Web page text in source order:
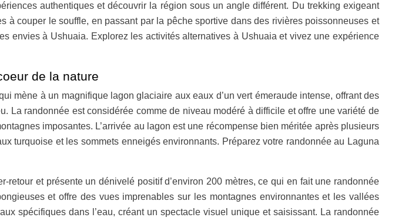
authentiques et découvrir la région sous un angle différent. Du trekking exigeant
couper le souffle, en passant par la pêche sportive dans des rivières poissonneuses et
envies à Ushuaia. Explorez les activités alternatives à Ushuaia et vivez une expérience
de la nature
mène à un magnifique lagon glaciaire aux eaux d’un vert émeraude intense, offrant des
La randonnée est considérée comme de niveau modéré à difficile et offre une variété de
imposantes. L’arrivée au lagon est une récompense bien méritée après plusieurs
turquoise et les sommets enneigés environnants. Préparez votre randonnée au Laguna
retour et présente un dénivelé positif d’environ 200 mètres, ce qui en fait une randonnée
et offre des vues imprenables sur les montagnes environnantes et les vallées
spécifiques dans l’eau, créant un spectacle visuel unique et saisissant. La randonnée